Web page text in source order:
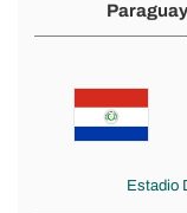
Paraguay
Estadio